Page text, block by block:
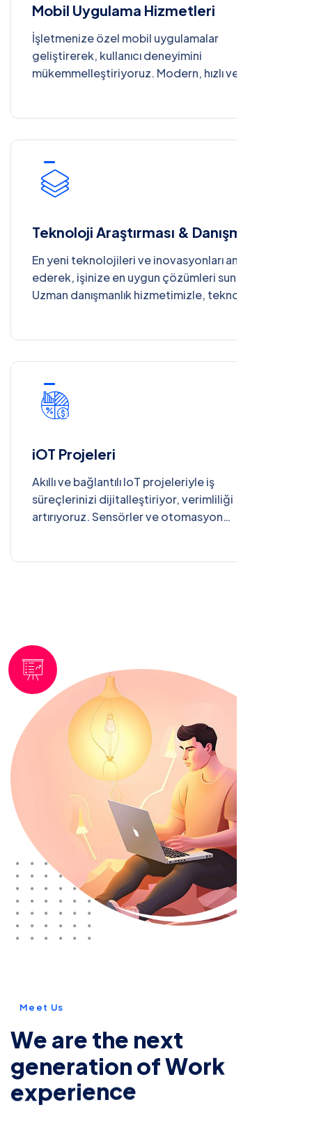
Mobil Uygulama Hizmetleri
İşletmenize özel mobil uygulamalar
geliştirerek, kullanıcı deneyimini
mükemmelleştiriyoruz. Modern, hızlı ve
Teknoloji Araştırması & Danışmanlık
En yeni teknolojileri ve inovasyonları analiz
ederek, işinize en uygun çözümleri sunuyoruz.
Uzman danışmanlık hizmetimizle, teknolojik
iOT Projeleri
Akıllı ve bağlantılı IoT projeleriyle iş
süreçlerinizi dijitalleştiriyor, verimliliği
artırıyoruz. Sensörler ve otomasyon
Me et Us
We are the next
generation ofWork
experience